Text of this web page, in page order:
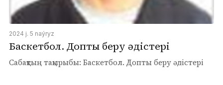
2024 j. 5 naýryz
Баскетбол. Допты беру әдістері
Сабақтың тақырыбы: Баскетбол. Допты беру әдістері